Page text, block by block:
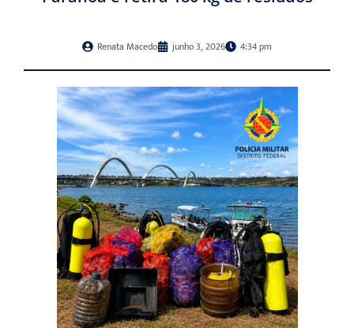
Renata Macedo junho 3, 2026 4:34 pm